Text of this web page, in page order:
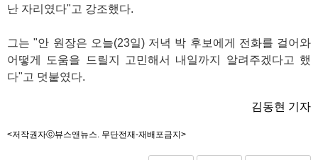
난 자리였다"고 강조했다.
그는 "안 원장은 오늘(23일) 저녁 박 후보에게 전화를 걸어와
어떻게 도움을 드릴지 고민해서 내일까지 알려주겠다고 했
다"고 덧붙였다.
김동현 기자
<저작권자ⓒ뷰스앤뉴스. 무단전재-재배포금지>